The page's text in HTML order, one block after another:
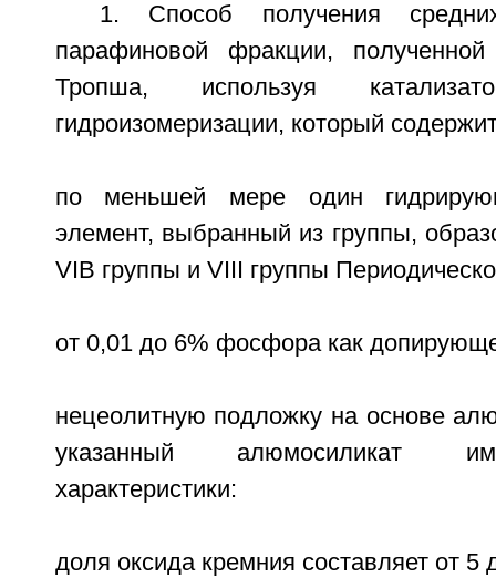
1. Способ получения
парафиновой фракции,
Тропша, используя
гидроизомеризации, который
по меньшей мере один
элемент, выбранный из группы,
VIB группы и VIII группы
от 0,01 до 6% фосфора как
нецеолитную подложку на основе
указанный алюмосиликат
характеристики:
доля оксида кремния составляет от 5